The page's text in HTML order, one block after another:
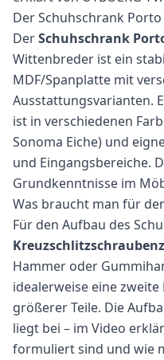
Der Schuhschrank
DerSchuhschrank
Wittenbreder ist ein
MDF/Spanplatte mit
Ausstattungsvarianten.
ist in verschiedenen
Sonoma Eiche) und
und Eingangsbereiche.
Grundkenntnisse im
Was braucht man für
Für den Aufbau des
Hammer oder
idealerweise eine
größerer Teile. Die
liegt bei – im Video
formuliert sind und wie